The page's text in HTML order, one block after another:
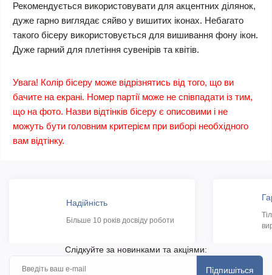
Рекомендується використовувати для акцентних ділянок,
дуже гарно виглядає сяйво у вишитих іконах. Небагато
такого бісеру використовується для вишивання фону ікон.
Дуже гарний для плетіння сувенірів та квітів.
Увага! Колір бісеру може відрізнятись від того, що ви
бачите на екрані. Номер партії може не співпадати із тим,
що на фото. Назви відтінків бісеру є описовими і не
можуть бути головним критерієм при виборі необхідного
вам відтінку.
Надійність
Більше 10 років досвіду роботи
Слідкуйте за новинками та акціями:
Підпишіться